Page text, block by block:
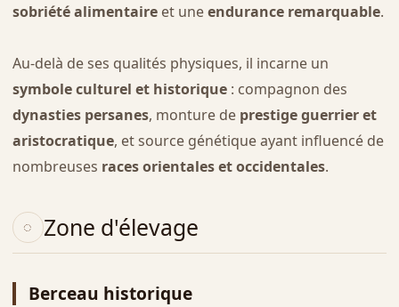
sobriété alimentaireet uneendurance remarquable.
Au-delà de ses qualités physiques, il incarne un
symbole culturel et historique: compagnon des
dynasties persanes, monture de prestige guerrier et
aristocratique, et source génétique ayant influencé de
nombreuses races orientales et occidentales.
Zone d'élevage
Berceau historique